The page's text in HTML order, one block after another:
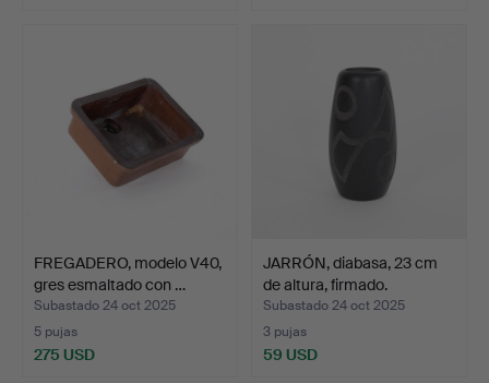
FREGADERO, modelo V40,
gres esmaltado con …
Subastado 24 oct 2025
5 pujas
275 USD
JARRÓN, diabasa, 23 cm
de altura, firmado.
Subastado 24 oct 2025
3 pujas
59 USD